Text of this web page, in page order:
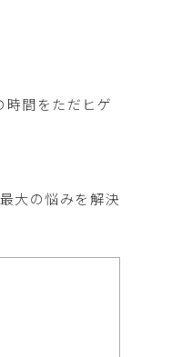
間をただヒゲ
大の悩みを解決